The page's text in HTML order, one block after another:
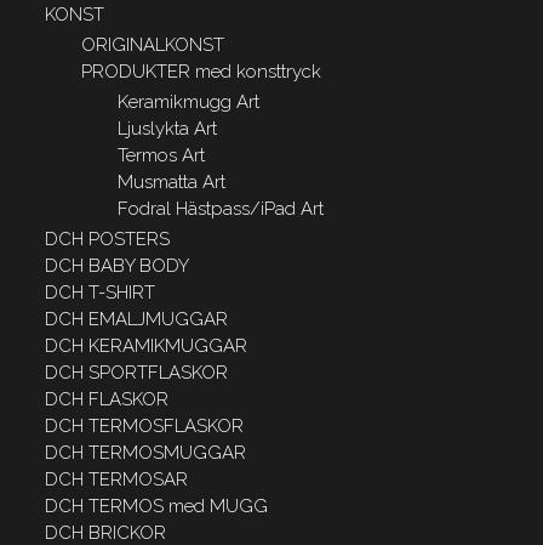
KONST
ORIGINALKONST
PRODUKTER med konsttryck
Keramikmugg Art
Ljuslykta Art
Termos Art
Musmatta Art
Fodral Hästpass/iPad Art
DCH POSTERS
DCH BABY BODY
DCH T-SHIRT
DCH EMALJMUGGAR
DCH KERAMIKMUGGAR
DCH SPORTFLASKOR
DCH FLASKOR
DCH TERMOSFLASKOR
DCH TERMOSMUGGAR
DCH TERMOSAR
DCH TERMOS med MUGG
DCH BRICKOR